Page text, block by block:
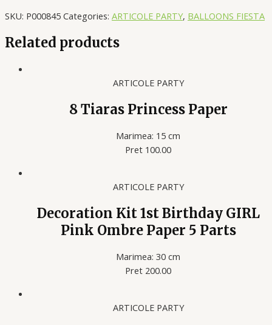
SKU: P000845 Categories: ARTICOLE PARTY, BALLOONS FIESTA
Related products
ARTICOLE PARTY
8 Tiaras Princess Paper
Marimea: 15 cm
Pret 100.00
ARTICOLE PARTY
Decoration Kit 1st Birthday GIRL
Pink Ombre Paper 5 Parts
Marimea: 30 cm
Pret 200.00
ARTICOLE PARTY